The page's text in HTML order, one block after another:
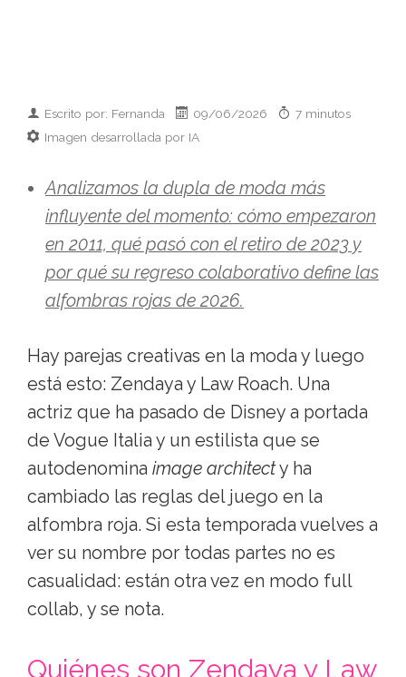
Escrito por: Fernanda 09/06/2026
7 minutos
Imagen desarrollada por IA
Analizamos la dupla de moda más
influyente del momento: cómo empezaron
en 2011, qué pasó con el retiro de 2023 y
por qué su regreso colaborativo define las
alfombras rojas de 2026.
Hay parejas creativas en la moda y luego
está esto: Zendaya y Law Roach. Una
actriz que ha pasado de Disney a portada
de Vogue Italia y un estilista que se
autodenomina image architecty ha
cambiado las reglas del juego en la
alfombra roja. Si esta temporada vuelves a
ver su nombre por todas partes no es
casualidad: están otra vez en modo full
collab, y se nota.
Quiénes son Zendaya y Law